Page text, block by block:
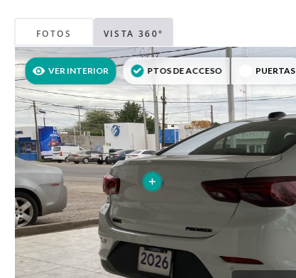
FOTOS VISTA 360°